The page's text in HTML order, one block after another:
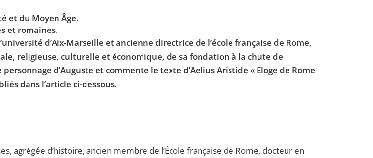
et du Moyen Âge.
et romaines.
d’Aix-Marseille et ancienne directrice de l’école française de Rome,
religieuse, culturelle et économique, de sa fondation à la chute de
d’Auguste et commente le texte d’Aelius Aristide « Eloge de Rome
dans l’article ci-dessous.
agrégée d’histoire, ancien membre de l’École française de Rome, docteur en